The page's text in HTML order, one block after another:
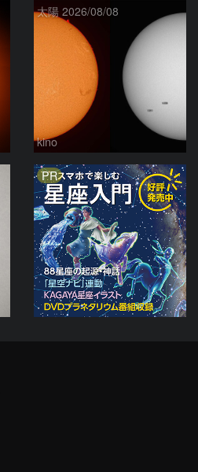
太陽 2026/08/08
kino
PR